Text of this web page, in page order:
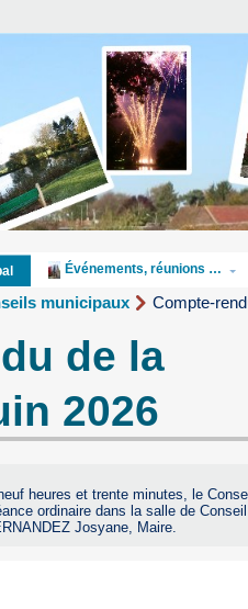
Événements, réunions …
municipaux Compte-
de la
2026
heures et trente minutes, le
ordinaire dans la salle de Conseil
Josyane, Maire.